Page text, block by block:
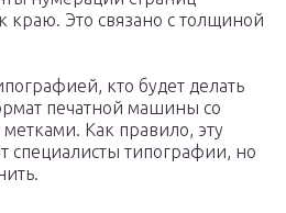
краю. Это связано с толщиной
кто будет делать
печатной машины со
Как правило, эту
специалисты типографии, но